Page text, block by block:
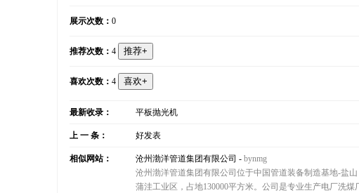
展示次数： 0
推荐次数： 4
喜欢次数： 4
最新收录： 平板抛光机
上 一 条： 好发表
相似网站： 沧州渤洋管道集团有限公司 - bynmg
沧州渤洋管道集团有限公司位于中国管道装备制造基地-盐
蒲洼工业区，占地130000平方米。公司是专业生产电厂洗